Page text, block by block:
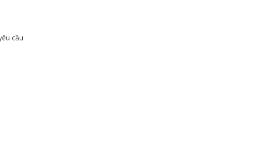
cầu